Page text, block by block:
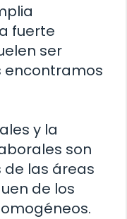
fuerte
ser
encontramos
y la
son
las áreas
de los